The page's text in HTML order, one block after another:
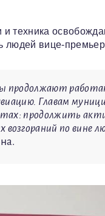
техника
людей вице-
продолжают
Главам
продолжить
по вине